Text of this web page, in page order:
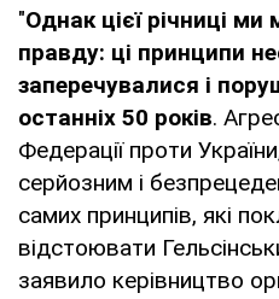
"Однак цієї річниці
правду: ці принципи
заперечувалися і
останніх 50 років.
Федерації проти
серйозним і
самих принципів, які
відстоювати
заявило керівництво